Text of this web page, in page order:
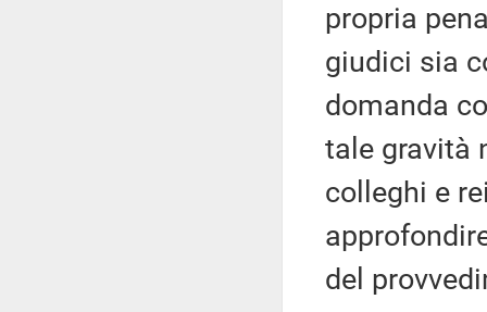
propria
giudici sia
domanda
tale gravità
colleghi e
del